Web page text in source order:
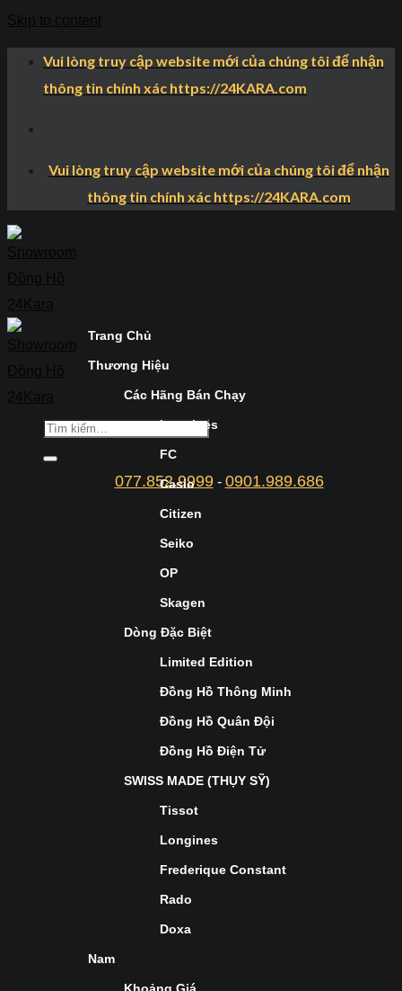
Vui lòng truy cập website mới của chúng tôi để nhận
thông tin chính xác https://24KARA.com
Vui lòng truy cập website mới của chúng tôi để nhận
thông tin chính xác https://24KARA.com
077.852.9999- 0901.989.686
Trang Chủ
Thương Hiệu
Các Hãng Bán Chạy
Longines
FC
Casio
Citizen
Seiko
OP
Skagen
Dòng Đặc Biệt
Limited Edition
Đồng Hồ Thông Minh
Đồng Hồ Quân Đội
Đồng Hồ Điện Tử
SWISS MADE (THỤY SỸ)
Tissot
Longines
Frederique Constant
Rado
Doxa
Nam